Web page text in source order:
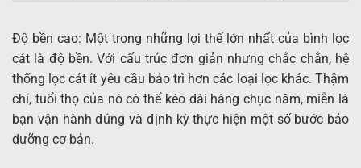
Độ bền cao: Một trong những lợi thế lớn nhất của bình lọc
cát là độ bền. Với cấu trúc đơn giản nhưng chắc chắn, hệ
thống lọc cát ít yêu cầu bảo trì hơn các loại lọc khác. Thậm
chí, tuổi thọ của nó có thể kéo dài hàng chục năm, miễn là
bạn vận hành đúng và định kỳ thực hiện một số bước bảo
dưỡng cơ bản.